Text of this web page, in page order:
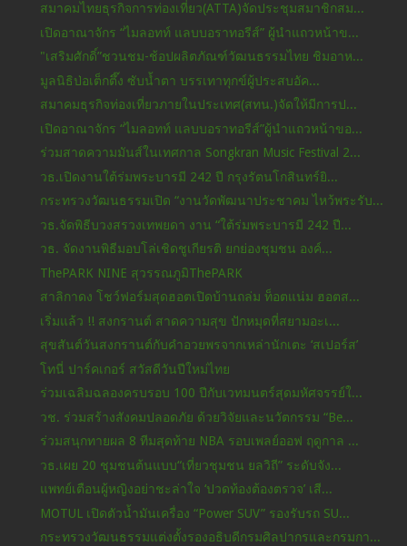
สมาคมไทยธุรกิจการท่องเที่ยว(ATTA)จัดประชุมสมาชิกสม...
เปิดอาณาจักร “ไมลอทท์ แลบบอราทอรีส์” ผู้นำแถวหน้าข...
"เสริมศักดิ์”ชวนชม-ช้อปผลิตภัณฑ์วัฒนธรรมไทย ชิมอาห...
มูลนิธิป่อเต็กตึ๊ง ซับน้ำตา บรรเทาทุกข์ผู้ประสบอัค...
สมาคมธุรกิจท่องเที่ยวภายในประเทศ(สทน.)จัดให้มีการป...
เปิดอาณาจักร “ไมลอทท์ แลบบอราทอรีส์”ผู้นำแถวหน้าขอ...
ร่วมสาดความมันส์ในเทศกาล Songkran Music Festival 2...
วธ.เปิดงานใต้ร่มพระบารมี 242 ปี กรุงรัตนโกสินทร์ยิ...
กระทรวงวัฒนธรรมเปิด “งานวัดพัฒนาประชาคม ไหว้พระรับ...
วธ.จัดพิธีบวงสรวงเทพยดา งาน “ใต้ร่มพระบารมี 242 ปี...
วธ. จัดงานพิธีมอบโล่เชิดชูเกียรติ ยกย่องชุมชน องค์...
ThePARK NINE สุวรรณภูมิThePARK
สาลิกาดง โชว์ฟอร์มสุดฮอตเปิดบ้านถล่ม ท็อตแน่ม ฮอตส...
เริ่มแล้ว !! สงกรานต์ สาดความสุข ปักหมุดที่สยามอะเ...
สุขสันต์วันสงกรานต์กับคำอวยพรจากเหล่านักเตะ ‘สเปอร์ส’
โทนี่ ปาร์คเกอร์ สวัสดีวันปีใหม่ไทย
ร่วมเฉลิมฉลองครบรอบ 100 ปีกับเวทมนตร์สุดมหัศจรรย์ใ...
วช. ร่วมสร้างสังคมปลอดภัย ด้วยวิจัยและนวัตกรรม “Be...
ร่วมสนุกทายผล 8 ทีมสุดท้าย NBA รอบเพลย์ออฟ ฤดูกาล ...
วธ.เผย 20 ชุมชนต้นแบบ“เที่ยวชุมชน ยลวิถี” ระดับจัง...
แพทย์เตือนผู้หญิงอย่าชะล่าใจ ‘ปวดท้องต้องตรวจ’ เสี...
MOTUL เปิดตัวน้ำมันเครื่อง “Power SUV” รองรับรถ SU...
กระทรวงวัฒนธรรมแต่งตั้งรองอธิบดีกรมศิลปากรและกรมกา...